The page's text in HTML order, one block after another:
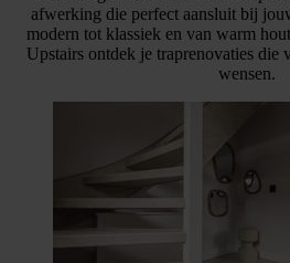
afwerking die perfect aansluit bij
modern tot klassiek en van warm
Upstairs ontdek je traprenovaties
wensen.